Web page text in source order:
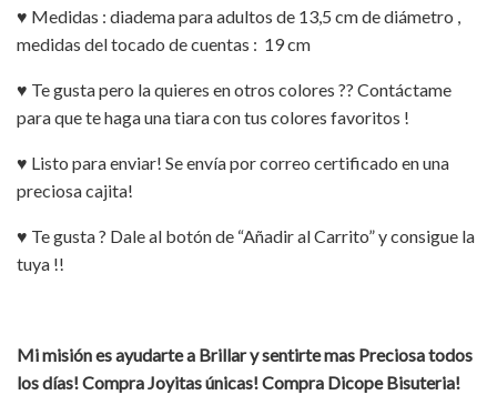
♥ Medidas : diadema para adultos de 13,5 cm de diámetro ,
medidas del tocado de cuentas : 19 cm
♥ Te gusta pero la quieres en otros colores ?? Contáctame
para que te haga una tiara con tus colores favoritos !
♥ Listo para enviar! Se envía por correo certificado en una
preciosa cajita!
♥ Te gusta ? Dale al botón de “Añadir al Carrito” y consigue la
tuya !!
Mi misión es ayudarte a Brillar y sentirte mas Preciosa todos
los días! Compra Joyitas únicas! Compra Dicope Bisuteria!